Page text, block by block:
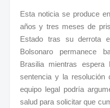
Esta noticia se produce
años y tres meses de
Estado tras su derrota
Bolsonaro permanece
Brasilia mientras
sentencia y la resolución
equipo legal podría
salud para solicitar que